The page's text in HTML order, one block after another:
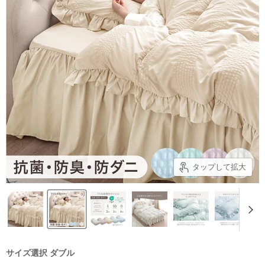
タップして拡大
サイズ選択 ダブル